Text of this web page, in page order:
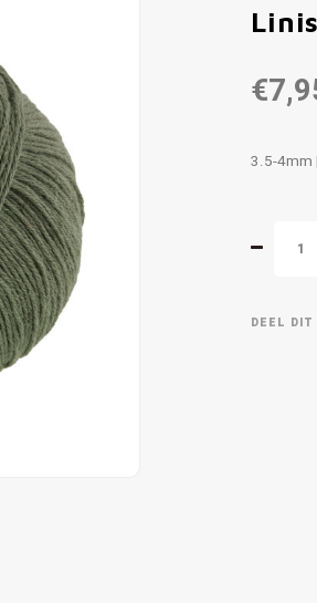
3.5-4mm
DEEL DIT